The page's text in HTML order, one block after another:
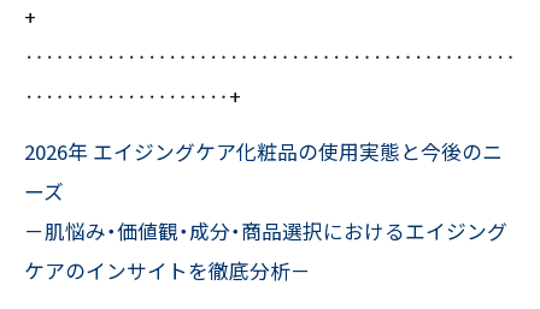
+
‥‥‥‥‥‥‥‥‥‥‥‥‥‥‥‥‥‥‥‥‥‥‥‥
‥‥‥‥‥‥‥‥‥‥+
2026年 エイジングケア化粧品の使用実態と今後のニ
ーズ
－肌悩み・価値観・成分・商品選択におけるエイジング
ケアのインサイトを徹底分析－